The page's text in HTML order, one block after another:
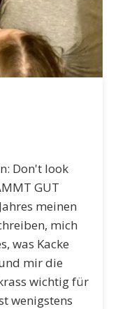
Don't look
GUT
meinen
mich
was Kacke
mir die
wichtig für
wenigstens